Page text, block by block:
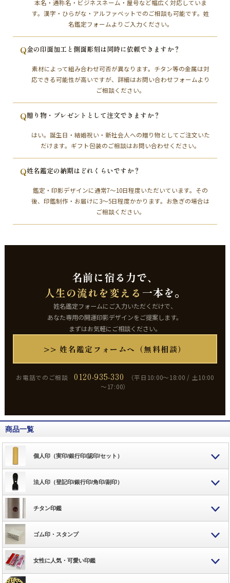
本名・通称名・ビジネスネーム・屋号など幅広く対応していま
す。漢字・ひらがな・アルファベットでのご相談も可能です。姓
名鑑定フォームよりご入力ください。
Q金の印面加工と側面彫刻は同時に依頼できますか？
素材によって組み合わせ可否が異なります。チタン等の金属は対
応できる可能性が高いですが、詳細はお問い合わせフォームより
ご相談ください。
Q贈り物・プレゼントとして注文できますか？
はい。誕生日・結婚祝い・新社会人への贈り物としてご注文いた
だけます。ギフト包装のご相談はお問い合わせください。
Q姓名鑑定の納期はどれくらいですか？
鑑定・印影デザインに通常7～10日程度いただいています。その
後、印鑑制作・お届けに3～5日程度かかります。お急ぎの場合は
ご相談ください。
名前に宿る力で、
人生の流れを変える 一本を。
姓名鑑定フォームにご入力いただくだけで、
あなた専用の開運印影デザインをご提案します。
まずはお気軽にご相談ください。
>> 姓名鑑定フォームへ（無料相談）
お電話でのご相談 0120-935-330 （平日10:00～18:00 / 土10:00
～17:00）
商品一覧
個人印（実印/銀行印/認印/セット）
法人印（登記印/銀行印/角印/副印）
チタン印鑑
ゴム印・スタンプ
女性に人気・可愛い印鑑